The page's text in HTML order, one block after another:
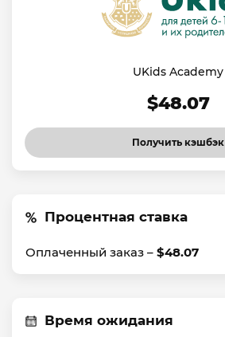
UKids Academy
$48.07
Получить кэшбэк
Процентная ставка
Оплаченный заказ – $48.07
Время ожидания